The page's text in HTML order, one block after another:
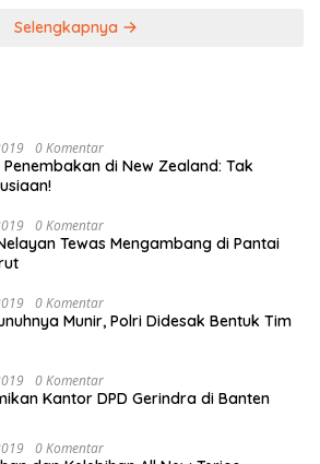
Selengkapnya
0 Komentar
di New Zealand: Tak
0 Komentar
Tewas Mengambang di Pantai
0 Komentar
Munir, Polri Didesak Bentuk Tim
0 Komentar
Kantor DPD Gerindra di Banten
0 Komentar